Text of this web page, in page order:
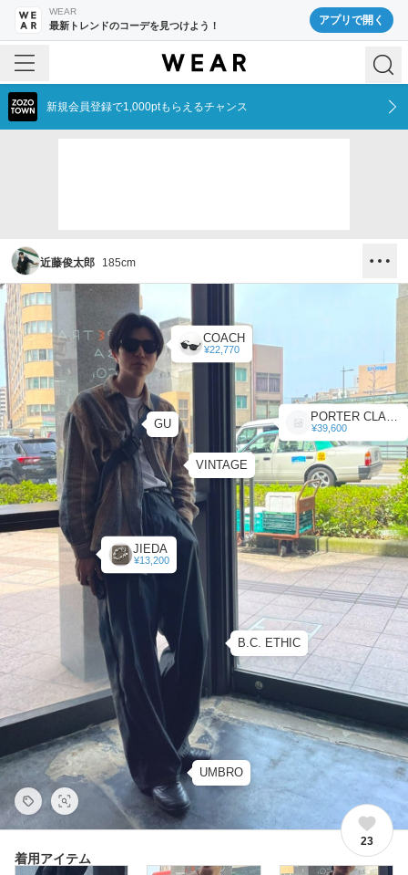
WEAR
最新トレンドのコーデを見つけよう！ アプリで開く
新規会員登録で1,000ptもらえるチャンス
近藤俊太郎 185cm
UMBRO
GU
VINTAGE
COACH
¥22,770
JIEDA
¥13,200
¥39,600
B.C. ETHIC
23
着用アイテム